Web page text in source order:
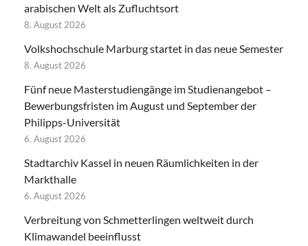
arabischen Welt als Zufluchtsort
8. August 2026
Volkshochschule Marburg startet in das neue Semester
8. August 2026
Fünf neue Masterstudiengänge im Studienangebot –
Bewerbungsfristen im August und September der
Philipps-Universität
6. August 2026
Stadtarchiv Kassel in neuen Räumlichkeiten in der
Markthalle
6. August 2026
Verbreitung von Schmetterlingen weltweit durch
Klimawandel beeinflusst